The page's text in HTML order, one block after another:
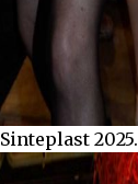
2025.